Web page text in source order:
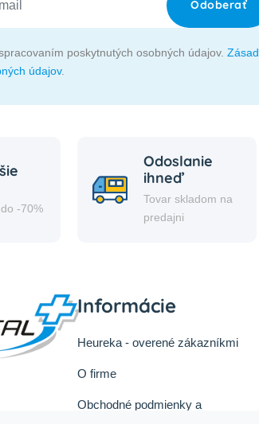
Odoberať
poskytnutých osobných údajov.
údajov.
-70%
Odoslanie
ihneď
Tovar skladom na
predajni
Informácie
Heureka - overené zákazníkmi
O firme
Obchodné podmienky a